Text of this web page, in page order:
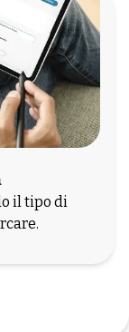
il tipo di